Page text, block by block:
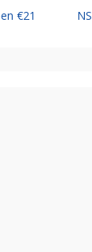
€21 NS